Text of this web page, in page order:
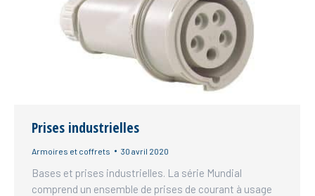
Prises industrielles
Armoires et coffrets 30 avril 2020
Bases et prises industrielles. La série Mundial
comprend un ensemble de prises de courant à usage